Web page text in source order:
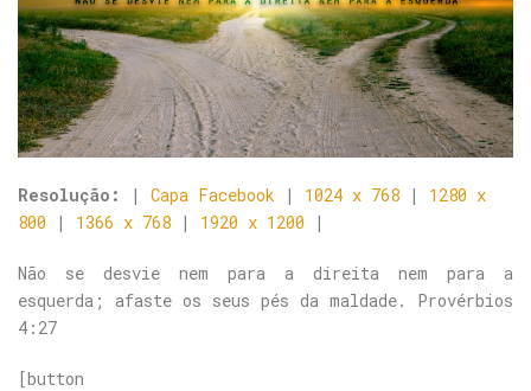
Resolução: | Capa Facebook | 1024 x 768 | 1280 x
800 | 1366 x 768 | 1920 x 1200 |
Não se desvie nem para a direita nem para a
esquerda; afaste os seus pés da maldade. Provérbios
4:27
[button